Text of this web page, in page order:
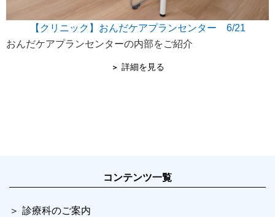
【クリニック】おんだケアプランセンター 6/21
おんだケアプランセンターの内部をご紹介
詳細を見る
コンテンツ一覧
診療科のご案内